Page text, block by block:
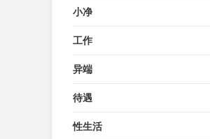
小净
工作
异端
待遇
性生活